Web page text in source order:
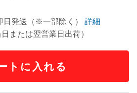
日発送（※一部除く）
詳細
または翌営業日出荷）
トに入れる